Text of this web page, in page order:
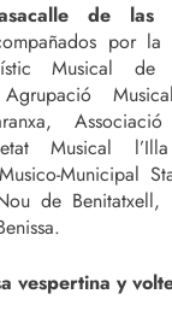
de
por
Musical de
Agrupació
Associació
Musical
Municipal
de
vespertina y